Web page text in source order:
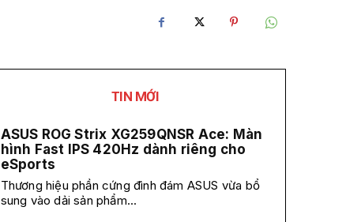
TIN MỚI
ASUS ROG Strix XG259QNSR Ace: Màn
hình Fast IPS 420Hz dành riêng cho
eSports
Thương hiệu phần cứng đình đám ASUS vừa bổ
sung vào dải sản phẩm...